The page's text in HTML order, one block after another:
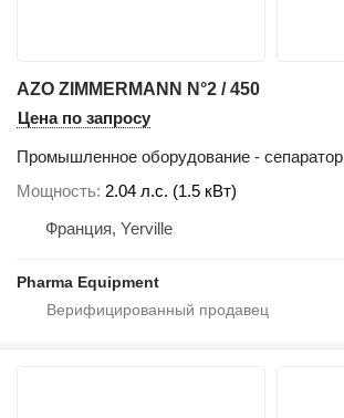
AZO ZIMMERMANN N°2 / 450
Цена по запросу
Промышленное оборудование - сепаратор
Мощность 2.04 л.с. (1.5 кВт)
Франция, Yerville
Pharma Equipment